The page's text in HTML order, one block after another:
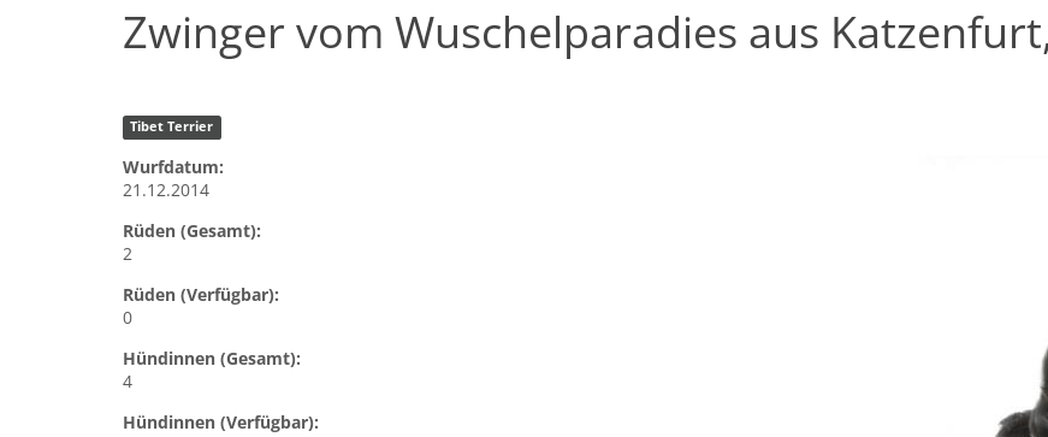
Zwinger vom Wuschelparadies aus
Tibet Terrier
Wurfdatum:
21.12.2014
Rüden (Gesamt):
2
Rüden (Verfügbar):
0
Hündinnen (Gesamt):
4
Hündinnen (Verfügbar):